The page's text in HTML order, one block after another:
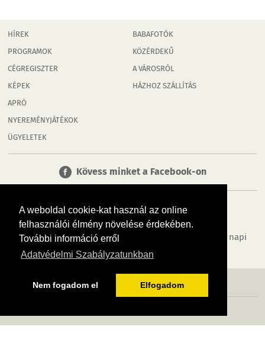
A weboldal cookie-kat használ az online
felhasználói élmény növelése érdekében.
További információ erről
Adatvédelmi Szabályzatunkban
Nem fogadom el Elfogadom
HÍREK
PROGRAMOK
CÉGREGISZTER
KÉPEK
APRÓ
NYEREMÉNYJÁTÉKOK
ÜGYELETEK
BABAFOTÓK
KÖZÉRDEKŰ
A VÁROSRÓL
HÁZHOZ SZÁLLÍTÁS
Kövess minket a Facebook-on
Tudj meg többet városodról! Hírek, programok, képek, napi
menü, cégek…. és minden, ami Tatabánya
MÉDIAAJÁNLÓ ADATVÉDELEM IMPRESSZUM RÓLUNK